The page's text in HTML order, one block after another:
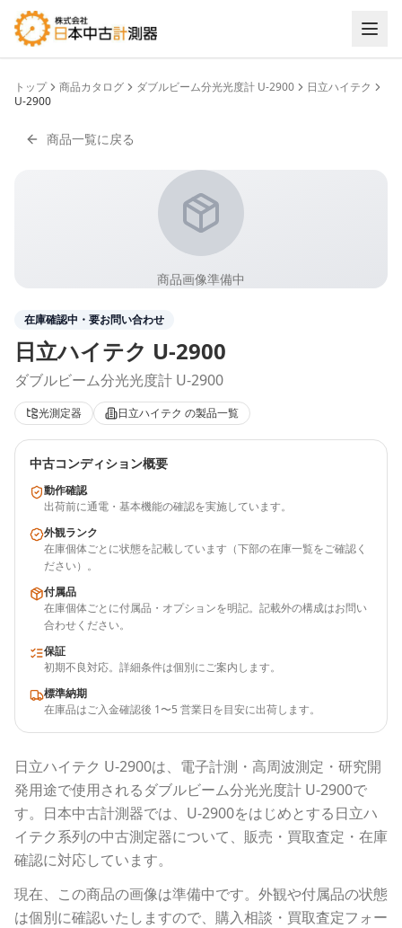
トップ 商品カタログ ダブルビーム分光光度計 U-2900
日立ハイテク
U-2900
商品一覧に戻る
商品画像準備中
在庫確認中・要お問い合わせ
日立ハイテク U-2900
ダブルビーム分光光度計 U-2900
光測定器 日立ハイテク の製品一覧
中古コンディション概要
動作確認
出荷前に通電・基本機能の確認を実施しています。
外観ランク
在庫個体ごとに状態を記載しています（下部の在庫一覧をご確認く
ださい）。
付属品
在庫個体ごとに付属品・オプションを明記。記載外の構成はお問い
合わせください。
保証
初期不良対応。詳細条件は個別にご案内します。
標準納期
在庫品はご入金確認後 1〜5 営業日を目安に出荷します。
日立ハイテク U-2900は、電子計測・高周波測定・研究開
発用途で使用されるダブルビーム分光光度計 U-2900で
す。 日本中古計測器では、 U-2900をはじめとする日立ハ
イテク系列の中古測定器について、販売・買取査定・在庫
確認に対応しています。
現在、この商品の画像は準備中です。外観や付属品の状態
は個別に確認いたしますので、購入相談・買取査定フォー